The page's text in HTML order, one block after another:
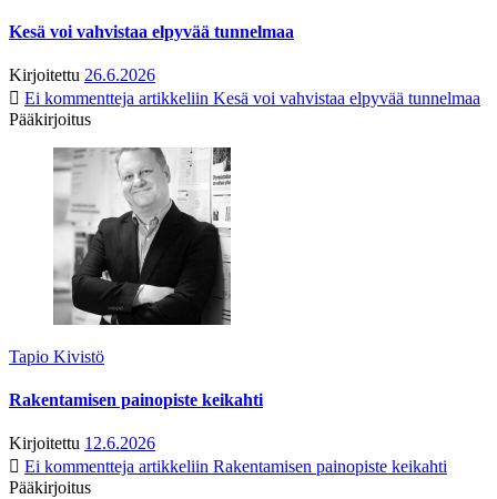
Kesä voi vahvistaa elpyvää tunnelmaa
Kirjoitettu 26.6.2026
Ei kommentteja artikkeliin Kesä voi vahvistaa elpyvää tunnelmaa
Pääkirjoitus
Tapio Kivistö
Rakentamisen painopiste keikahti
Kirjoitettu 12.6.2026
Ei kommentteja artikkeliin Rakentamisen painopiste keikahti
Pääkirjoitus